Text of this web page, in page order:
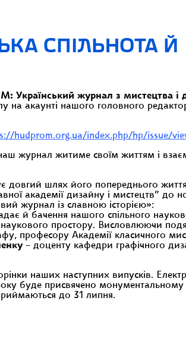
СПІЛЬНОТА Й
Український журнал з мистецтва і
акаунті нашого головного
hudprom.org.ua/index.php/hp/issue/
журнал житиме своїм життям і
довгий шлях його попереднього
академії дизайну і мистецтв” до
журнал із славною історією»:
й бачення нашого спільного
простору. Висловлюючи
професору Академії класичного
– доценту кафедри графічного
наших наступних випусків.
буде присвячено монументальному
до 31 липня.